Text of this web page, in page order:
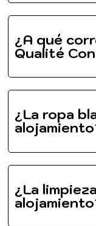
¿A qué
Qualité
¿La ropa
¿La